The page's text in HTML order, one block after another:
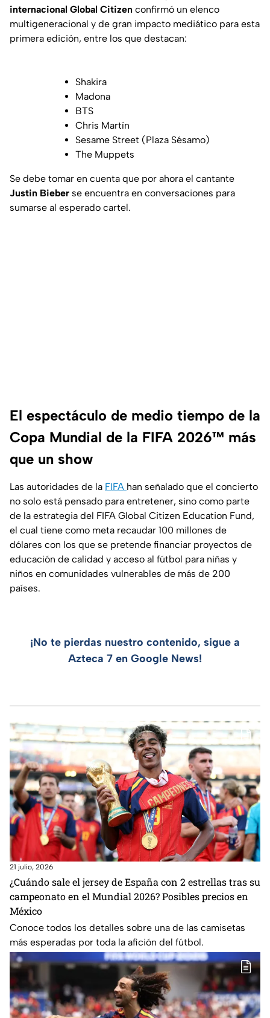
internacional Global Citizen confirmó un elenco
multigeneracional y de gran impacto mediático para esta
primera edición, entre los que destacan:
Shakira
Madona
BTS
Chris Martín
Sesame Street (Plaza Sésamo)
The Muppets
Se debe tomar en cuenta que por ahora el cantante
Justin Bieber se encuentra en conversaciones para
sumarse al esperado cartel.
El espectáculo de medio tiempo de la
Copa Mundial de la FIFA 2026™ más
que un show
Las autoridades de la FIFA han señalado que el concierto
no solo está pensado para entretener, sino como parte
de la estrategia del FIFA Global Citizen Education Fund,
el cual tiene como meta recaudar 100 millones de
dólares con los que se pretende financiar proyectos de
educación de calidad y acceso al fútbol para niñas y
niños en comunidades vulnerables de más de 200
países.
¡No te pierdas nuestro contenido, sigue a
Azteca 7 en Google News!
21 julio, 2026
¿Cuándo sale el jersey de España con 2 estrellas tras su
campeonato en el Mundial 2026? Posibles precios en
México
Conoce todos los detalles sobre una de las camisetas
más esperadas por toda la afición del fútbol.